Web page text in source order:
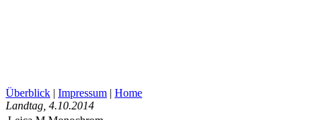
Überblick | Impressum | Home
Landtag , 4.10.2014